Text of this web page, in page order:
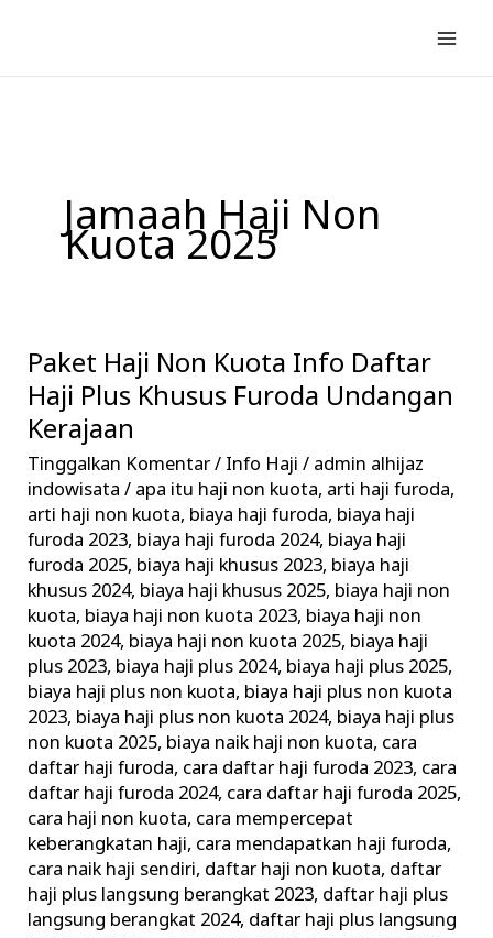
konten
Jamaah Haji Non
Kuota 2025
Paket Haji Non Kuota Info Daftar
Haji Plus Khusus Furoda Undangan
Kerajaan
Tinggalkan Komentar/ Info Haji / admin alhijaz
indowisata/ apa itu haji non kuota, arti haji furoda,
arti haji non kuota, biaya haji furoda, biaya haji
furoda 2023, biaya haji furoda 2024, biaya haji
furoda 2025, biaya haji khusus 2023, biaya haji
khusus 2024, biaya haji khusus 2025, biaya haji non
kuota, biaya haji non kuota 2023, biaya haji non
kuota 2024, biaya haji non kuota 2025, biaya haji
plus 2023, biaya haji plus 2024, biaya haji plus 2025,
biaya haji plus non kuota, biaya haji plus non kuota
2023, biaya haji plus non kuota 2024, biaya haji plus
non kuota 2025, biaya naik haji non kuota, cara
daftar haji furoda, cara daftar haji furoda 2023, cara
daftar haji furoda 2024, cara daftar haji furoda 2025,
cara haji non kuota, cara mempercepat
keberangkatan haji, cara mendapatkan haji furoda,
cara naik haji sendiri, daftar haji non kuota, daftar
haji plus langsung berangkat 2023, daftar haji plus
langsung berangkat 2024, daftar haji plus langsung
Paket
Haji
Non
Kuota
Info
Daftar
Haji
Plus
Khusus
Furoda
Undangan
Kerajaan